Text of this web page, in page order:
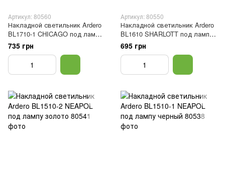
Артикул: 80560
Накладной светильник Ardero
BL1710-1 CHICAGO под лампу
черный
735 грн
Артикул: 80550
Накладной светильник Ardero
BL1610 SHARLOTT под лампу
белый
695 грн